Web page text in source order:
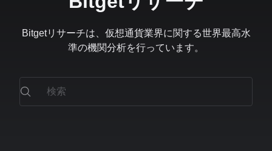
Bitgetリサーチは、仮想通貨業界に関する世界最高水
準の機関分析を行っています。